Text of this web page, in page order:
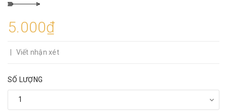
5.000₫
| Viết nhận xét
SỐ LƯỢNG